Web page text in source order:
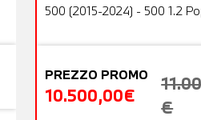
OFFERTA
500 (2015-2024) - 500 1.2
PREZZO PROMO
10.500,00€
€